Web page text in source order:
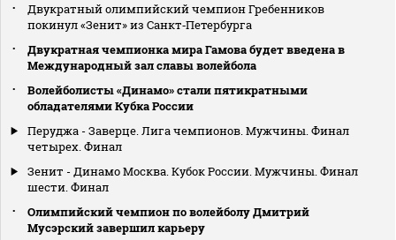
Двукратный олимпийский чемпион Гребенников
покинул «Зенит» из Санкт‑Петербурга
Двукратная чемпионка мира Гамова будет введена в
Международный зал славы волейбола
Волейболисты «Динамо» стали пятикратными
обладателями Кубка России
Перуджа - Заверце. Лига чемпионов. Мужчины. Финал
четырех. Финал
Зенит - Динамо Москва. Кубок России. Мужчины. Финал
шести. Финал
Олимпийский чемпион по волейболу Дмитрий
Мусэрский завершил карьеру